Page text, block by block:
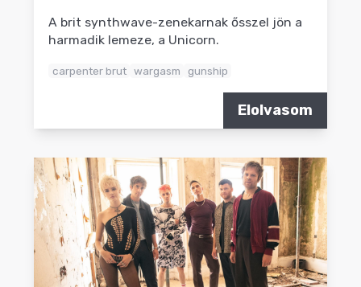
A brit synthwave-zenekarnak ősszel jön a
harmadik lemeze, a Unicorn.
carpenter brut wargasm gunship
Elolvasom